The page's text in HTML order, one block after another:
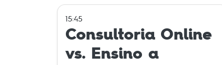
15:45
Consultoria Online
vs. Ensino a